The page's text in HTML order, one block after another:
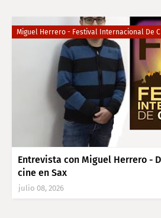
Miguel Herrero - Festival Internacional De
Entrevista con Miguel Herrero -
cine en Sax
julio 08, 2026